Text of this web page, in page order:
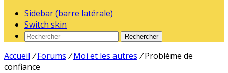
Sidebar (barre latérale)
Switch skin
Rechercher
Accueil / Forums / Moi et les autres / Problème de
confiance